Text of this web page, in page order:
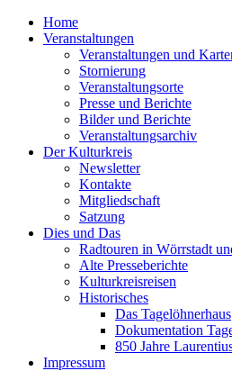
Home
Veranstaltungen
Veranstaltungen und
Stornierung
Veranstaltungsorte
Presse und Berichte
Bilder und Berichte
Veranstaltungsarchiv
Der Kulturkreis
Newsletter
Kontakte
Mitgliedschaft
Satzung
Dies und Das
Radtouren in Wörrstadt
Alte Presseberichte
Kulturkreisreisen
Historisches
Das Tagelöhnerhaus
Dokumentation
850 Jahre
Impressum